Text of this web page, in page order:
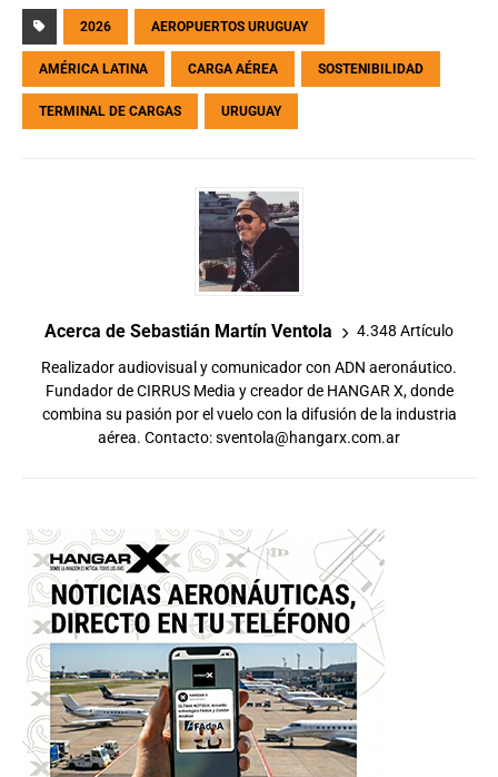
2026 AEROPUERTOS URUGUAY
AMÉRICA LATINA CARGA AÉREA SOSTENIBILIDAD
TERMINAL DE CARGAS URUGUAY
Acerca de Sebastián Martín Ventola 4.348 Artículo
Realizador audiovisual y comunicador con ADN aeronáutico.
Fundador de CIRRUS Media y creador de HANGAR X, donde
combina su pasión por el vuelo con la difusión de la industria
aérea. Contacto:sventola@hangarx.com.ar